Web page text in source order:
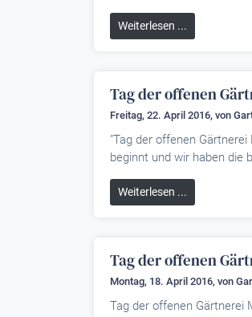
Weiterlesen ...
Tag der offenen
Freitag, 22. April 2016, von
"Tag der offenen
beginnt und wir haben die
Weiterlesen ...
Tag der offenen
Montag, 18. April 2016, von
Tag der offenen Gärtnerei